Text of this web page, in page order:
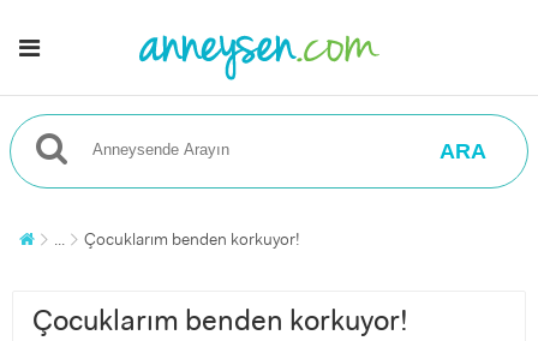
ARA
... Çocuklarım benden korkuyor!
Çocuklarım benden korkuyor!